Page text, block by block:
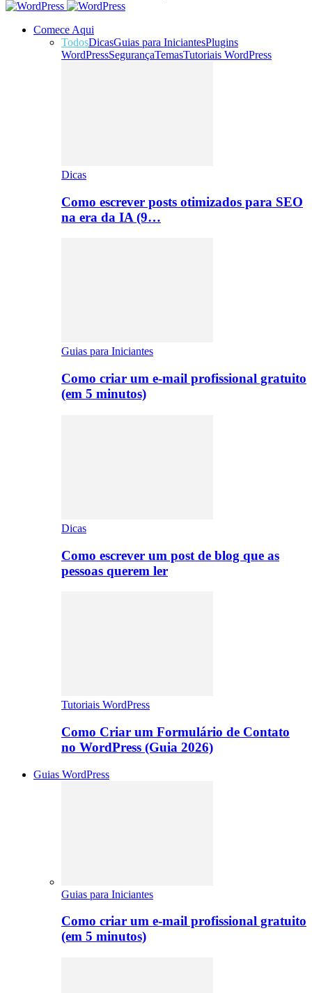
Comece Aqui
TodosDicasGuias para IniciantesPlugins
WordPressSegurançaTemasTutoriais WordPress
Dicas
Como escrever posts otimizados para SEO
na era da IA (9…
Guias para Iniciantes
Como criar um e-mail profissional gratuito
(em 5 minutos)
Dicas
Como escrever um post de blog que as
pessoas querem ler
Tutoriais WordPress
Como Criar um Formulário de Contato
no WordPress (Guia 2026)
Guias WordPress
Guias para Iniciantes
Como criar um e-mail profissional gratuito
(em 5 minutos)